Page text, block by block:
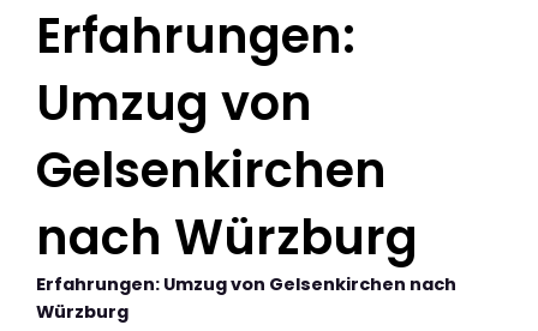
Erfahrungen:
Umzug von
Gelsenkirchen
nach Würzburg
Erfahrungen: Umzug von Gelsenkirchen nach
Würzburg